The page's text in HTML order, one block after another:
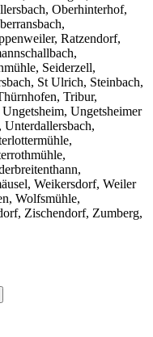
Oberhinterhof,
Ratzendorf,
Seiderzell,
St Ulrich, Steinbach,
Tribur,
Ungetsheimer
Weikersdorf, Weiler
Wolfsmühle,
Zischendorf, Zumberg,